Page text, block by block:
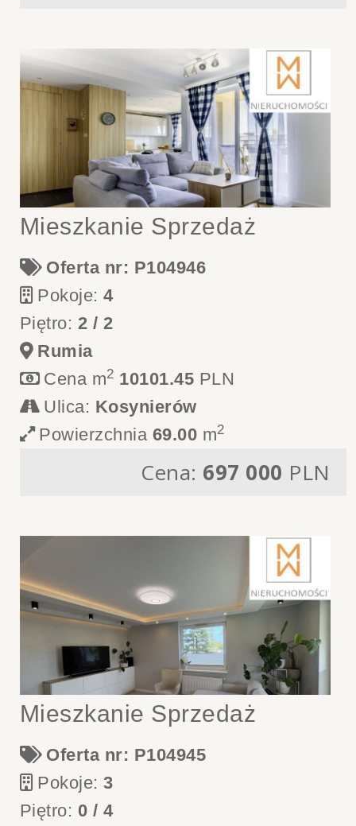
Mieszkanie Sprzedaż
Oferta nr: P104946
Pokoje:4
Piętro: 2 / 2
Rumia
Cena m2 10101.45 PLN
Ulica: Kosynierów
Powierzchnia 69.00 m2
Cena: 697 000 PLN
Mieszkanie Sprzedaż
Oferta nr: P104945
Pokoje:3
Piętro: 0 / 4